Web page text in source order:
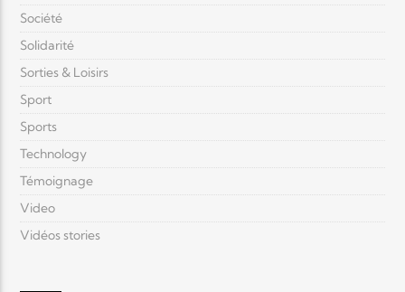
Société
Solidarité
Sorties & Loisirs
Sport
Sports
Technology
Témoignage
Video
Vidéos stories